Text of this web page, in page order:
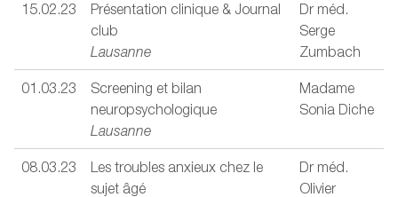
15.02.23
Présentation clinique & Journal
club
Lausanne
Dr méd.
Serge
Zumbach
01.03.23
Screening et bilan
neuropsychologique
Lausanne
Madame
Sonia Diche
08.03.23
Les troubles anxieux chez le
sujet âgé
Dr méd.
Olivier